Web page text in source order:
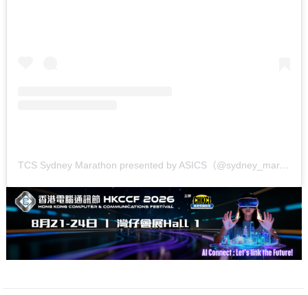
TCS Sydney Marathon presented by ASICS（@sydney_marathon）分享的貼文